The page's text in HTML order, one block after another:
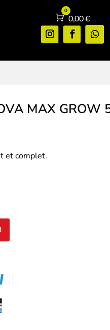
Panier
0
0,00€
MAX GROW
et complet.